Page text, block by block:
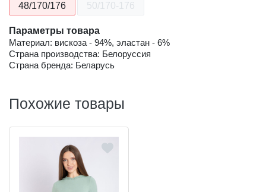
48/170/176
50/170-176
Параметры товара
Материал: вискоза - 94%, эластан - 6%
Страна производства: Белоруссия
Страна бренда: Беларусь
Похожие товары